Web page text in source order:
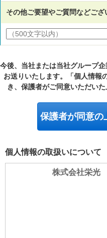
その他ご要望やご質問などござ
今後、当社または当社グループ
お送りいたします。「個人情報
き、保護者がご同意いただい
個人情報の取扱いについて